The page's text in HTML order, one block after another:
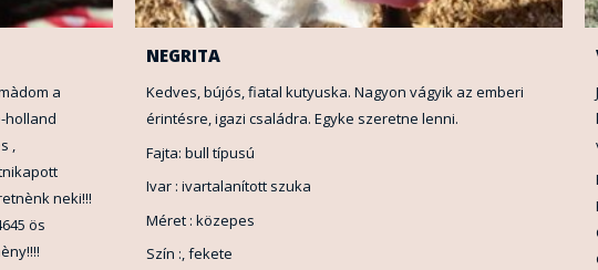
a
holland
,
neki!!!
ös
NEGRITA
Kedves, bújós, fiatal kutyuska. Nagyon vágyik az emberi
érintésre, igazi családra. Egyke szeretne lenni.
Fajta: bull típusú
Ivar : ivartalanított szuka
Méret : közepes
Szín :, fekete